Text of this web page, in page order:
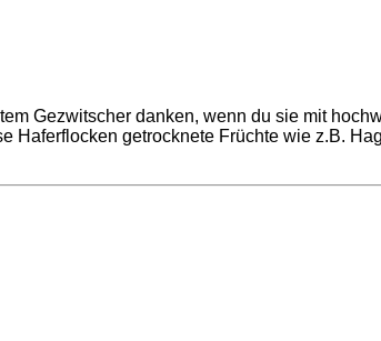
Gezwitscher danken, wenn du sie mit
Haferflocken getrocknete Früchte wie z.B.